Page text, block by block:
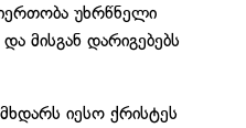
უხრწნელი
მისგან დარიგებებს
იესო ქრისტეს